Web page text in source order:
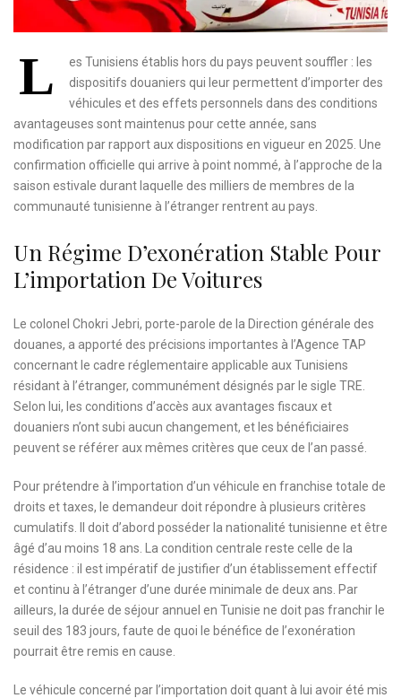
L
es Tunisiens établis hors du pays peuvent souffler : les
dispositifs douaniers qui leur permettent d’importer des
véhicules et des effets personnels dans des conditions
avantageuses sont maintenus pour cette année, sans
modification par rapport aux dispositions en vigueur en 2025. Une
confirmation officielle qui arrive à point nommé, à l’approche de la
saison estivale durant laquelle des milliers de membres de la
communauté tunisienne à l’étranger rentrent au pays.
Un Régime D’exonération Stable Pour
L’importation De Voitures
Le colonel Chokri Jebri, porte-parole de la Direction générale des
douanes, a apporté des précisions importantes à l’Agence TAP
concernant le cadre réglementaire applicable aux Tunisiens
résidant à l’étranger, communément désignés par le sigle TRE.
Selon lui, les conditions d’accès aux avantages fiscaux et
douaniers n’ont subi aucun changement, et les bénéficiaires
peuvent se référer aux mêmes critères que ceux de l’an passé.
Pour prétendre à l’importation d’un véhicule en franchise totale de
droits et taxes, le demandeur doit répondre à plusieurs critères
cumulatifs. Il doit d’abord posséder la nationalité tunisienne et être
âgé d’au moins 18 ans. La condition centrale reste celle de la
résidence : il est impératif de justifier d’un établissement effectif
et continu à l’étranger d’une durée minimale de deux ans. Par
ailleurs, la durée de séjour annuel en Tunisie ne doit pas franchir le
seuil des 183 jours, faute de quoi le bénéfice de l’exonération
pourrait être remis en cause.
Le véhicule concerné par l’importation doit quant à lui avoir été mis